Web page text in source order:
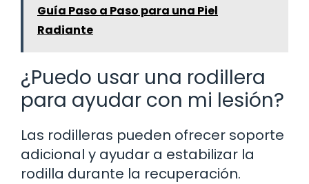
Guía Paso a Paso para una Piel
Radiante
¿Puedo usar una rodillera
para ayudar con mi lesión?
Las rodilleras pueden ofrecer soporte
adicional y ayudar a estabilizar la
rodilla durante la recuperación.